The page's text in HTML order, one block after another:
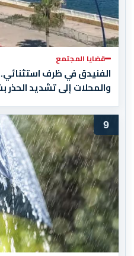
قضايا المجتمع
الفنيدق في ظرف
والمحلات إلى تشديد الحذر
9